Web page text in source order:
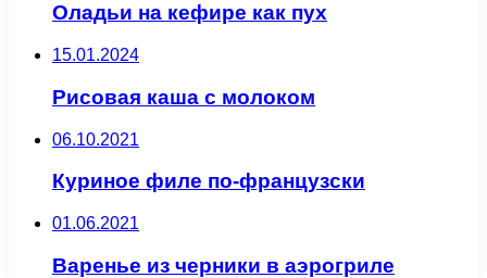
Оладьи на кефире как пух
15.01.2024
Рисовая каша с молоком
06.10.2021
Куриное филе по-французски
01.06.2021
Варенье из черники в аэрогриле